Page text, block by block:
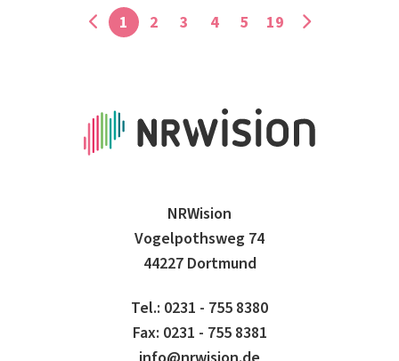
1 2 3 4 5 19
NRWision
Vogelpothsweg 74
44227 Dortmund
Tel.: 0231 - 755 8380
Fax: 0231 - 755 8381